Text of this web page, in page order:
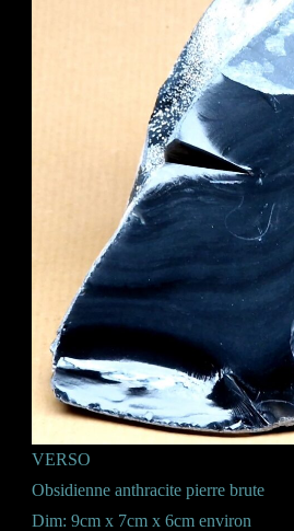
VERSO
Obsidienne anthracite pierre brute
Dim: 9cm x 7cm x 6cm environ